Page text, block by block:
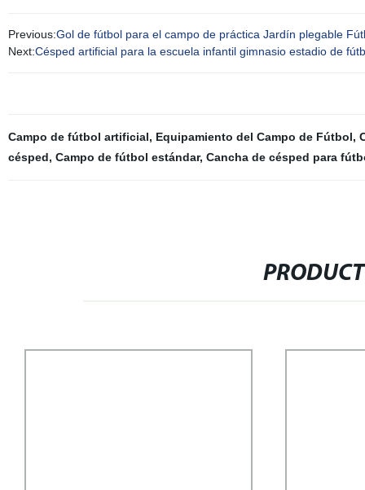
Previous:Gol de fútbol para el campo de práctica Jardín plegable
Next:Césped artificial para la escuela infantil gimnasio estadio de
Campo de fútbol artificial, Equipamiento del Campo de Fútbol,
césped, Campo de fútbol estándar, Cancha de césped para